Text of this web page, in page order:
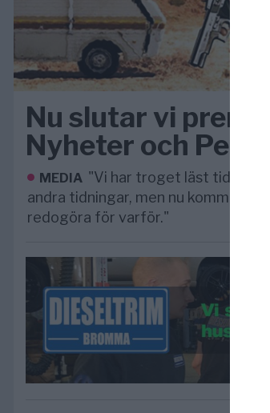
Nu slutar vi
Nyheter och
MEDIA "Vi har troget läst
andra tidningar, men nu kommer vi
redogöra för varför."